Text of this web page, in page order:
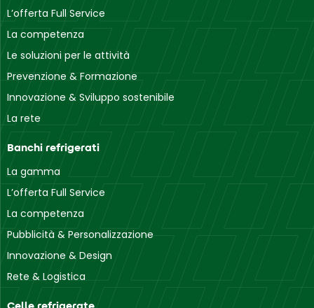
L’offerta Full Service
La competenza
Le soluzioni per le attività
Prevenzione & Formazione
Innovazione & Sviluppo sostenibile
La rete
Banchi refrigerati
La gamma
L’offerta Full Service
La competenza
Pubblicità & Personalizzazione
Innovazione & Design
Rete & Logistica